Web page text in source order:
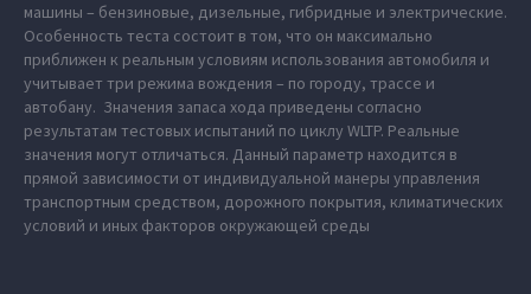
машины – бензиновые, дизельные, гибридные и электрические.
Особенность теста состоит в том, что он максимально
приближен к реальным условиям использования автомобиля и
учитывает три режима вождения – по городу, трассе и
автобану. Значения запаса хода приведены согласно
результатам тестовых испытаний по циклу WLTP. Реальные
значения могут отличаться. Данный параметр находится в
прямой зависимости от индивидуальной манеры управления
транспортным средством, дорожного покрытия, климатических
условий и иных факторов окружающей среды